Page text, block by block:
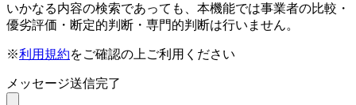
いかなる内容の検索であっても、本機能では事業者の比較・
優劣評価・断定的判断・専門的判断は行いません。
※利用規約をご確認の上ご利用ください
メッセージ送信完了